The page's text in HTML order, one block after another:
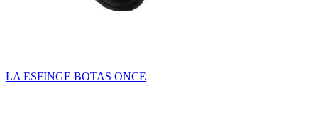
LA ESFINGE BOTAS ONCE